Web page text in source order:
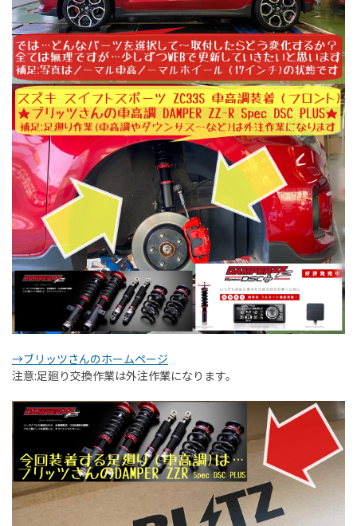
→ブリッツさんのホームページ
注意:足廻り交換作業は外注作業になります。